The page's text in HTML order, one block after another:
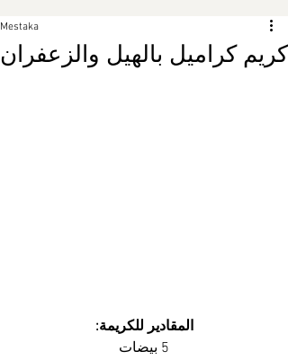
كريم كراميل بالهيل والزعفران
Mestaka
المقادير للكريمة:
5 بيضات